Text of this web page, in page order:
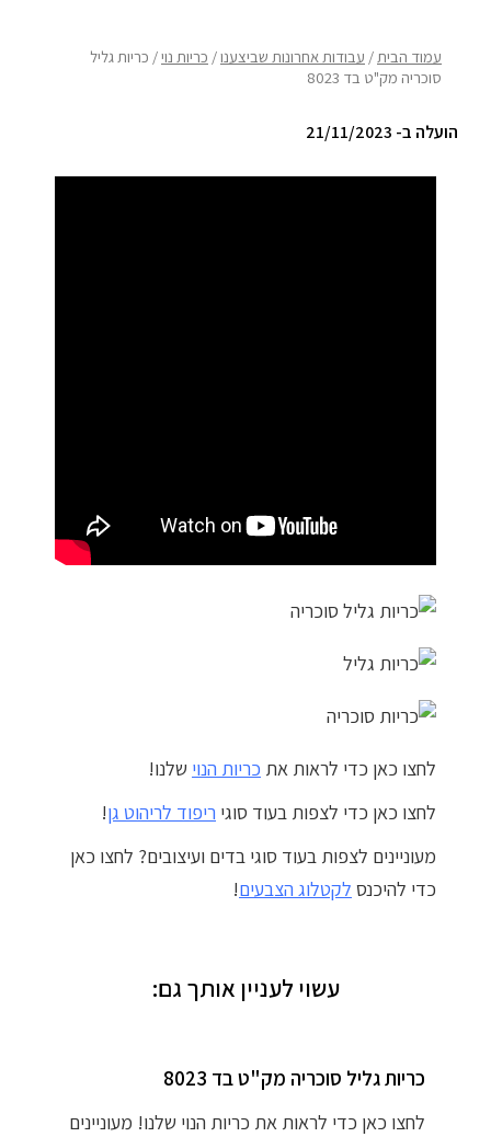
ריהוט לבית
אקססוריז
מדיניות פרטיות
התחבר / הרשם
עמוד הבית/ עבודות אחרונות שביצענו/ כריות נוי/ כריות גליל
סוכריה מק"ט בד 8023
הועלה ב- 21/11/2023
לחצו כאן כדי לראות את כריות הנוי שלנו!
לחצו כאן כדי לצפות בעוד סוגי ריפוד לריהוט גן!
מעוניינים לצפות בעוד סוגי בדים ועיצובים? לחצו כאן
כדי להיכנס לקטלוג הצבעים!
עשוי לעניין אותך גם:
כריות גליל סוכריה מק"ט בד 8023
לחצו כאן כדי לראות את כריות הנוי שלנו! מעוניינים